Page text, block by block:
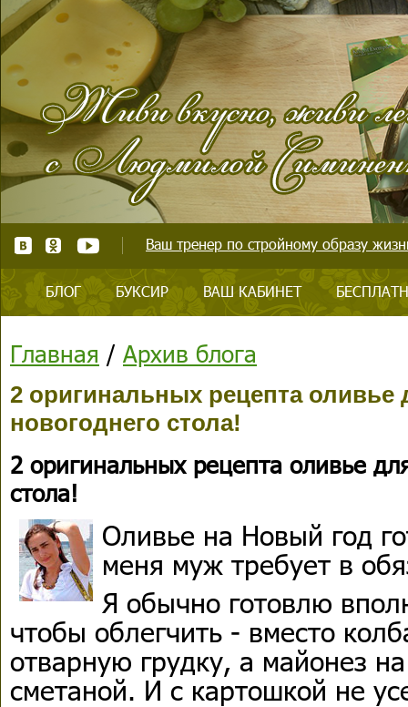
Ваш тренер по стройному образу
БЛОГ БУКСИР ВАШ КАБИНЕТ
Главная / Архив блога
2 оригинальных рецепта оливье
новогоднего стола!
2 оригинальных рецепта оливье
стола!
Оливье на Новый год
меня муж требует в
Я обычно готовлю
чтобы облегчить - вместо
отварную грудку, а майонез
сметаной. И с картошкой не